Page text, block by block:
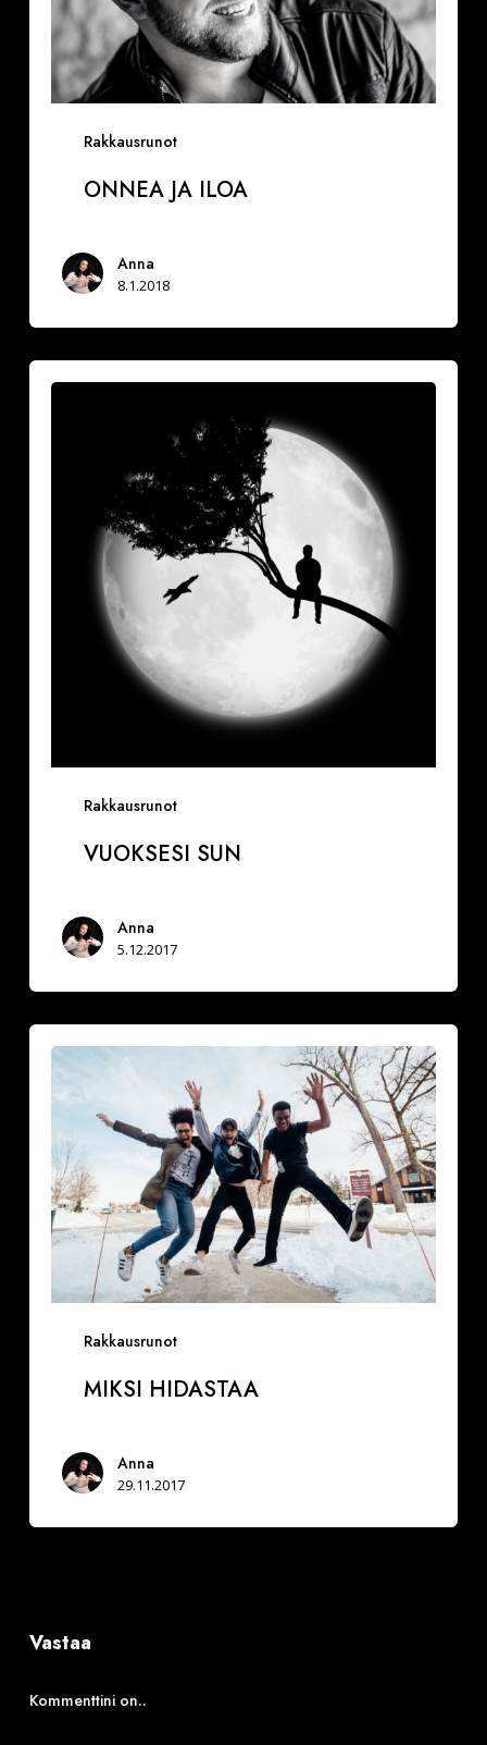
Rakkausrunot
ONNEA JA ILOA
Anna
8.1.2018
Rakkausrunot
VUOKSESI SUN
Anna
5.12.2017
Rakkausrunot
hidastaa
MIKSI HIDASTAA
Anna
29.11.2017
Vastaa
Kommenttini on..